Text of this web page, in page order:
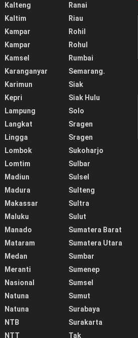
Kalteng
Kaltim
Kampar
Kampar
Kamsel
Karanganyar
Karimun
Kepri
Lampung
Langkat
Lingga
Lombok
Lomtim
Madiun
Madura
Makassar
Maluku
Manado
Mataram
Medan
Meranti
Nasional
Natuna
Natuna
NTB
NTT
Ranai
Riau
Rohil
Rohul
Rumbai
Semarang.
Siak
Siak Hulu
Solo
Sragen
Sragen
Sukoharjo
Sulbar
Sulsel
Sulteng
Sultra
Sulut
Sumatera Barat
Sumatera Utara
Sumbar
Sumenep
Sumsel
Sumut
Surabaya
Surakarta
Tak